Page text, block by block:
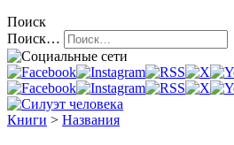
Поиск
Поиск…
Книги > Названия